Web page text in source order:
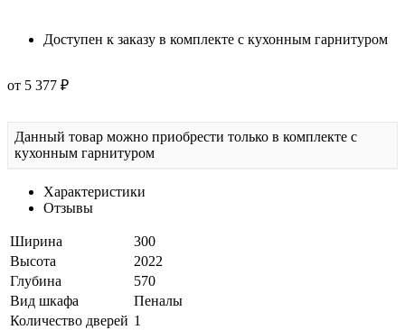
Доступен к заказу в комплекте с кухонным гарнитуром
от 5 377 ₽
Данный товар можно приобрести только в комплекте с
кухонным гарнитуром
Характеристики
Отзывы
Ширина
300
Высота
2022
Глубина
570
Вид шкафа
Пеналы
Количество дверей 1